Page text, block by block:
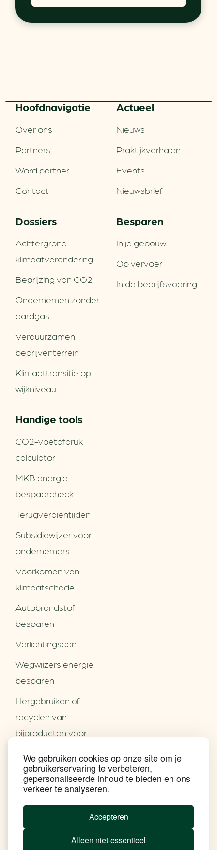
We gebruiken cookies op onze site om je
gebruikerservaring te verbeteren,
gepersonaliseerde inhoud te bieden en ons
verkeer te analyseren.
Accepteren
Alleen niet-essentieel
Partners
Contact
Nieuws
Praktijkverhalen
Events
Nieuwsbrief
Achtergrond klimaatverandering
Beprijzing van CO2
Verduurzamen bedrijventerrein
Hoofd­navigatie
Over ons
Partners
Word partner
Contact
Actueel
Nieuws
Praktijkverhalen
Events
Nieuwsbrief
Dossiers
Achtergrond
klimaatverandering
Beprijzing van CO2
Ondernemen zonder
aardgas
Verduurzamen
bedrijventerrein
Klimaattransitie op
wijkniveau
Besparen
In je gebouw
Op vervoer
In de bedrijfsvoering
Handige tools
CO2-voetafdruk
calculator
MKB energie
bespaarcheck
Terugverdien­tijden
Subsidiewijzer voor
ondernemers
Voorkomen van
klimaatschade
Autobrandstof
besparen
Verlichtingscan
Wegwijzers energie
besparen
Hergebruiken of
recyclen van
bijproducten voor
Energie besparen op
uw PC